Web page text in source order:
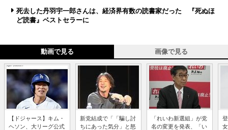
死去した丹羽宇一郎さんは、経済界有数の読書家だった 『死ぬほ
ど読書』ベストセラーに
動画で見る 画像で見る
【ドジャース】キム・
ヘソン、大リーグ公式
新党結成で「「騙し討
ちにあった気分」と怒
「れいわ新選組」が党
名の変更を発表、「い